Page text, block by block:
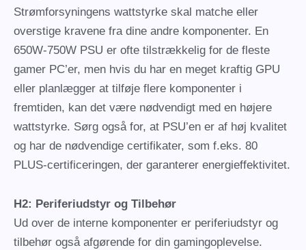
Strømforsyningens wattstyrke skal matche eller
overstige kravene fra dine andre komponenter. En
650W-750W PSU er ofte tilstrækkelig for de fleste
gamer PC’er, men hvis du har en meget kraftig GPU
eller planlægger at tilføje flere komponenter i
fremtiden, kan det være nødvendigt med en højere
wattstyrke. Sørg også for, at PSU’en er af høj kvalitet
og har de nødvendige certifikater, som f.eks. 80
PLUS-certificeringen, der garanterer energieffektivitet.
H2: Periferiudstyr og Tilbehør
Ud over de interne komponenter er periferiudstyr og
tilbehør også afgørende for din gamingoplevelse.